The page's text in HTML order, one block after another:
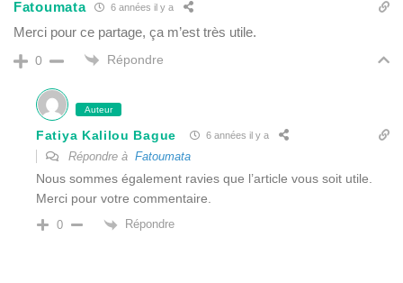
Fatoumata 6 années il y a
Merci pour ce partage, ça m’est très utile.
0 Répondre
Auteur
Fatiya Kalilou Bague 6 années il y a
Répondre à Fatoumata
Nous sommes également ravies que l’article vous soit utile.
Merci pour votre commentaire.
0 Répondre